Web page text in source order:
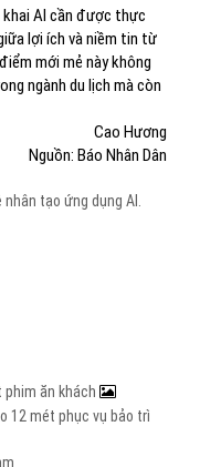
AI cần được thực
lợi ích và niềm tin từ
mới mẻ này không
ngành du lịch mà còn
Cao Hương
Nguồn: Báo Nhân Dân
nhân tạo ứng dụng AI.
phim ăn khách
12 mét phục vụ bảo trì